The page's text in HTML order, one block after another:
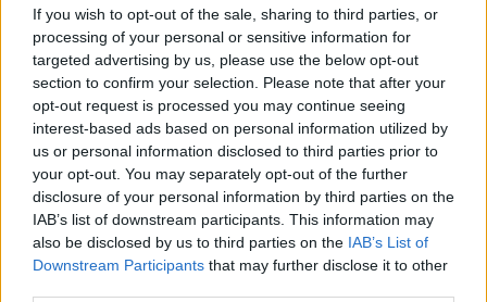
If you wish to opt-out of the sale, sharing to third parties, or
processing of your personal or sensitive information for
targeted advertising by us, please use the below opt-out
section to confirm your selection. Please note that after your
opt-out request is processed you may continue seeing
interest-based ads based on personal information utilized by
us or personal information disclosed to third parties prior to
your opt-out. You may separately opt-out of the further
disclosure of your personal information by third parties on the
IAB’s list of downstream participants. This information may
also be disclosed by us to third parties on the IAB’s List of
Downstream Participants that may further disclose it to other
geste simple peut éviter de graves complications liées à la maladie.
Article précédent
Alcool et Alzheimer : ce
que révèlent 1781
cerveaux autopsiés
Article suivant
Rougeole ou varicelle :
comment faire la
différence rapidement